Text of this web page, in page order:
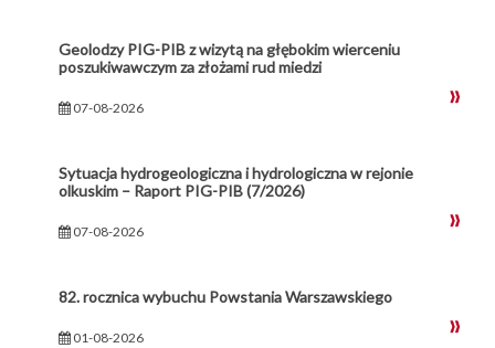
Geolodzy PIG-PIB z wizytą na głębokim wierceniu
poszukiwawczym za złożami rud miedzi
07-08-2026
Sytuacja hydrogeologiczna i hydrologiczna w rejonie
olkuskim – Raport PIG-PIB (7/2026)
07-08-2026
82. rocznica wybuchu Powstania Warszawskiego
01-08-2026